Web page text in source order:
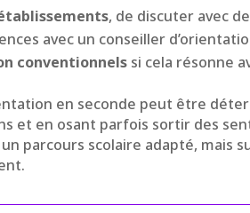
, de discuter avec
avec un conseiller
conventionnels si cela résonne
en seconde peut être
et en osant parfois sortir des
parcours scolaire adapté, mais